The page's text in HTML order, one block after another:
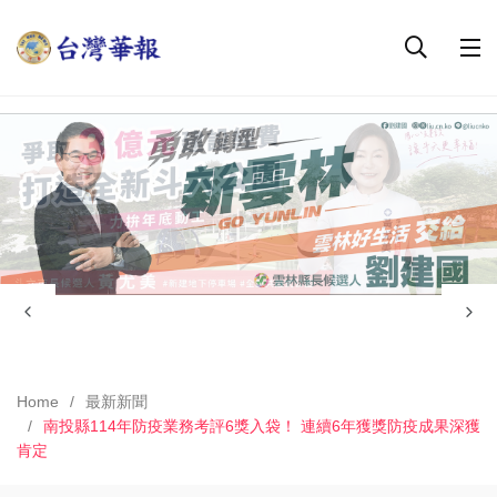
Home
最新新聞
南投縣114年防疫業務考評6獎入袋！ 連續6年獲獎防疫成果深獲
肯定